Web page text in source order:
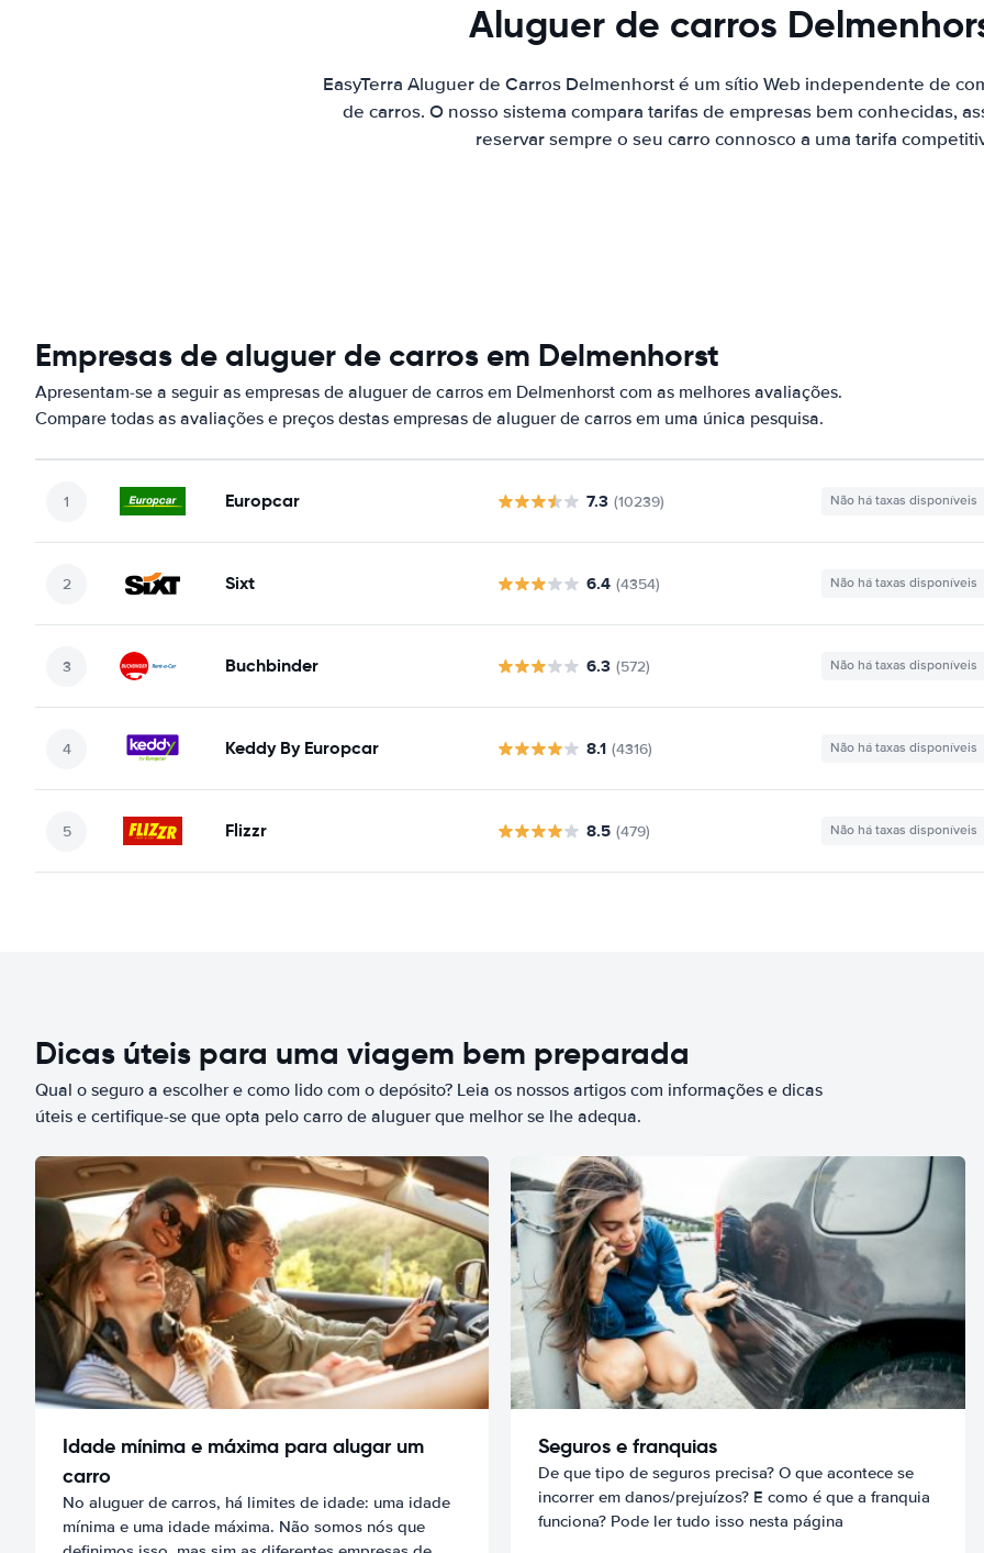
Aluguer de carros
EasyTerra Aluguer de Carros Delmenhorst é um sítio Web independente de
de carros. O nosso sistema compara tarifas de empresas bem conhecidas,
reservar sempre o seu carro connosco a uma tarifa
Empresas de aluguer de carros em Delmenhorst
Apresentam-se a seguir as empresas de aluguer de carros em Delmenhorst com as melhores avaliações.
Compare todas as avaliações e preços destas empresas de aluguer de carros em uma única pesquisa.
Europcar 7.3 (10239) Não há taxas disponíveis
Sixt 6.4 (4354) Não há taxas disponíveis
Buchbinder 6.3 (572) Não há taxas disponíveis
Keddy By Europcar 8.1 (4316) Não há taxas disponíveis
Flizzr 8.5 (479) Não há taxas disponíveis
Dicas úteis para uma viagem bem preparada
Qual o seguro a escolher e como lido com o depósito? Leia os nossos artigos com informações e dicas
úteis e certifique-se que opta pelo carro de aluguer que melhor se lhe adequa.
Idade mínima e máxima para alugar um
carro
No aluguer de carros, há limites de idade: uma idade
mínima e uma idade máxima. Não somos nós que
Seguros e franquias
De que tipo de seguros precisa? O que acontece se
incorrer em danos/prejuízos? E como é que a franquia
funciona? Pode ler tudo isso nesta página